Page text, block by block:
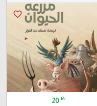
favorite_border
20 ₪